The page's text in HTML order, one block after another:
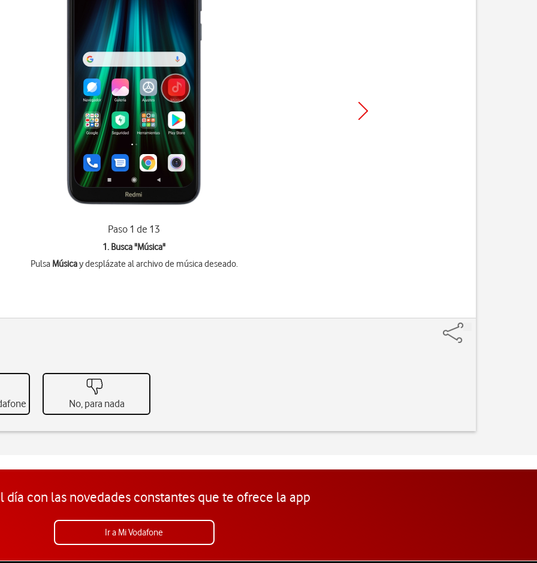
Paso 1 de 13
1. Busca "Música"
Pulsa Músicay desplázate al archivo de música deseado.
No, para nada
día con las novedades constantes que te ofrece la app
Ir a Mi Vodafone